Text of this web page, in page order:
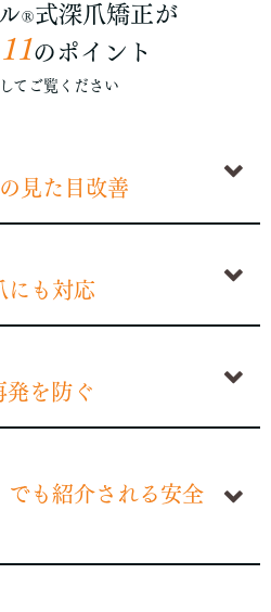
®式深爪矯正が
11のポイント
てご覧ください
見た目改善
にも対応
発を防ぐ
でも紹介される安全